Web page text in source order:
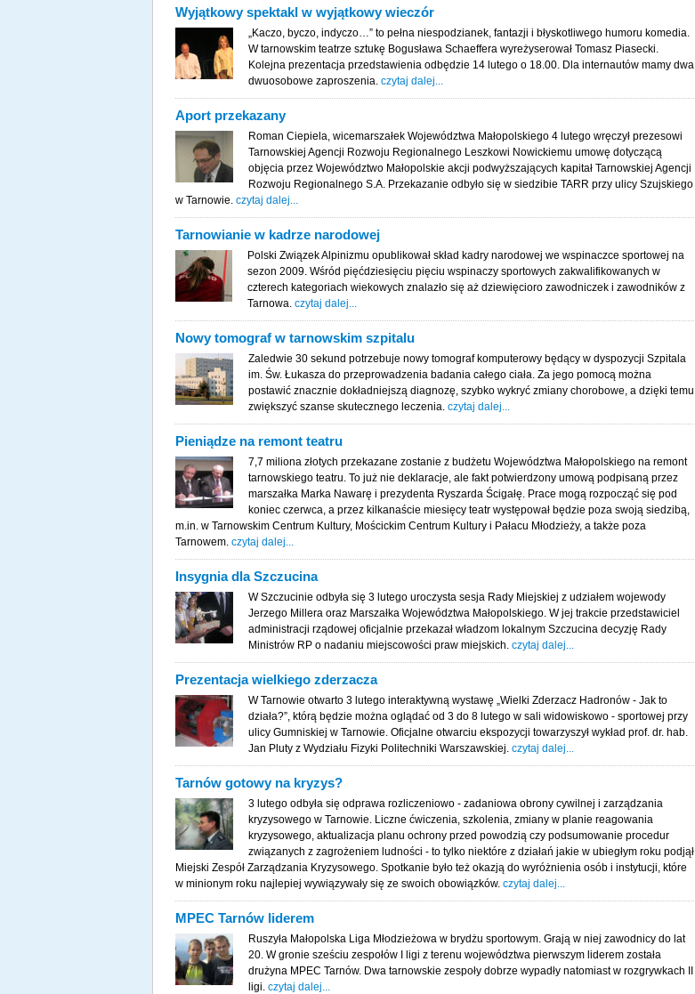
Wyjątkowy spektakl w wyjątkowy wieczór
„Kaczo, byczo, indyczo…” to pełna niespodzianek, fantazji i błyskotliwego humoru komedia.
W tarnowskim teatrze sztukę Bogusława Schaeffera wyreżyserował Tomasz Piasecki.
Kolejna prezentacja przedstawienia odbędzie 14 lutego o 18.00. Dla internautów mamy dwa
dwuosobowe zaproszenia. czytaj dalej...
Aport przekazany
Roman Ciepiela, wicemarszałek Województwa Małopolskiego 4 lutego wręczył prezesowi
Tarnowskiej Agencji Rozwoju Regionalnego Leszkowi Nowickiemu umowę dotyczącą
objęcia przez Województwo Małopolskie akcji podwyższających kapitał Tarnowskiej Agencji
Rozwoju Regionalnego S.A. Przekazanie odbyło się w siedzibie TARR przy ulicy Szujskiego
w Tarnowie. czytaj dalej...
Tarnowianie w kadrze narodowej
Polski Związek Alpinizmu opublikował skład kadry narodowej we wspinaczce sportowej na
sezon 2009. Wśród pięćdziesięciu pięciu wspinaczy sportowych zakwalifikowanych w
czterech kategoriach wiekowych znalazło się aż dziewięcioro zawodniczek i zawodników z
Tarnowa. czytaj dalej...
Nowy tomograf w tarnowskim szpitalu
Zaledwie 30 sekund potrzebuje nowy tomograf komputerowy będący w dyspozycji Szpitala
im. Św. Łukasza do przeprowadzenia badania całego ciała. Za jego pomocą można
postawić znacznie dokładniejszą diagnozę, szybko wykryć zmiany chorobowe, a dzięki temu
zwiększyć szanse skutecznego leczenia. czytaj dalej...
Pieniądze na remont teatru
7,7 miliona złotych przekazane zostanie z budżetu Województwa Małopolskiego na remont
tarnowskiego teatru. To już nie deklaracje, ale fakt potwierdzony umową podpisaną przez
marszałka Marka Nawarę i prezydenta Ryszarda Ścigałę. Prace mogą rozpocząć się pod
koniec czerwca, a przez kilkanaście miesięcy teatr występował będzie poza swoją siedzibą,
m.in. w Tarnowskim Centrum Kultury, Mościckim Centrum Kultury i Pałacu Młodzieży, a także poza
Tarnowem. czytaj dalej...
Insygnia dla Szczucina
W Szczucinie odbyła się 3 lutego uroczysta sesja Rady Miejskiej z udziałem wojewody
Jerzego Millera oraz Marszałka Województwa Małopolskiego. W jej trakcie przedstawiciel
administracji rządowej oficjalnie przekazał władzom lokalnym Szczucina decyzję Rady
Ministrów RP o nadaniu miejscowości praw miejskich. czytaj dalej...
Prezentacja wielkiego zderzacza
W Tarnowie otwarto 3 lutego interaktywną wystawę „Wielki Zderzacz Hadronów - Jak to
działa?”, którą będzie można oglądać od 3 do 8 lutego w sali widowiskowo - sportowej przy
ulicy Gumniskiej w Tarnowie. Oficjalne otwarciu ekspozycji towarzyszył wykład prof. dr. hab.
Jan Pluty z Wydziału Fizyki Politechniki Warszawskiej. czytaj dalej...
Tarnów gotowy na kryzys?
3 lutego odbyła się odprawa rozliczeniowo - zadaniowa obrony cywilnej i zarządzania
kryzysowego w Tarnowie. Liczne ćwiczenia, szkolenia, zmiany w planie reagowania
kryzysowego, aktualizacja planu ochrony przed powodzią czy podsumowanie procedur
związanych z zagrożeniem ludności - to tylko niektóre z działań jakie w ubiegłym roku podjął
Miejski Zespół Zarządzania Kryzysowego. Spotkanie było też okazją do wyróżnienia osób i instytucji, które
w minionym roku najlepiej wywiązywały się ze swoich obowiązków. czytaj dalej...
MPEC Tarnów liderem
Ruszyła Małopolska Liga Młodzieżowa w brydżu sportowym. Grają w niej zawodnicy do lat
20. W gronie sześciu zespołów I ligi z terenu województwa pierwszym liderem została
drużyna MPEC Tarnów. Dwa tarnowskie zespoły dobrze wypadły natomiast w rozgrywkach II
ligi. czytaj dalej...